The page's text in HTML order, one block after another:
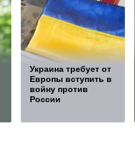
Украина требует от
Европы вступить в
войну против
России